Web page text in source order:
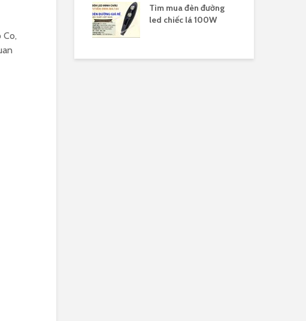
Co,
Tìm mua đèn đường
led chiếc lá 100W